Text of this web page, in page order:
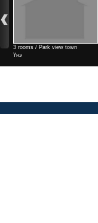
3 rooms / Park view town
Үнэ